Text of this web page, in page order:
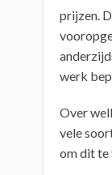
prijzen.
werk
Over
vele
om dit te